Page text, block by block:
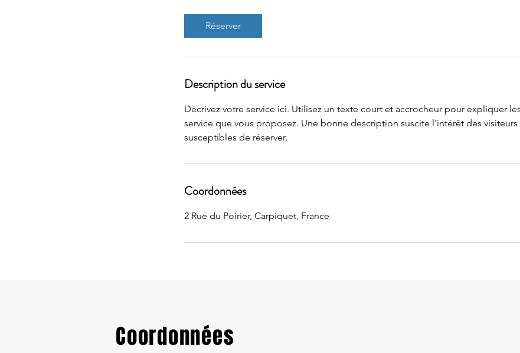
Réserver
Description du service
Décrivez votre service ici. Utilisez un texte court et accrocheur pour expliquer
service que vous proposez. Une bonne description suscite l'intérêt des
susceptibles de réserver.
Coordonnées
2 Rue du Poirier, Carpiquet, France
Coordonnées